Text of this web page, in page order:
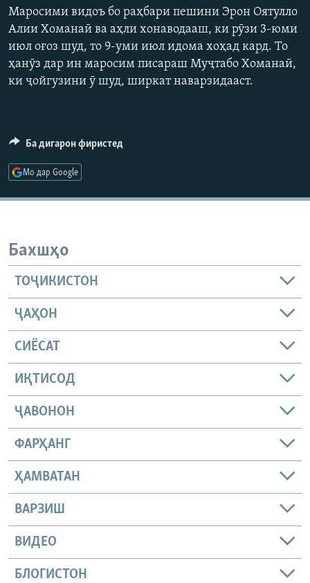
ГУЗОРИШҲОИ РАДИОӢ
Русский
ПАЙГИРӢ КУНЕД
Auto 240p 360p 480p
720p
480p
Маросими видоъ бо раҳбари пешини Эрон Оятулло
Алии Хоманаӣ ва аҳли хонаводааш, ки рӯзи 3-юми
июл оғоз шуд, то 9-уми июл идома хоҳад кард. То
ҳанӯз дар ин маросим писараш Муҷтабо Хоманаӣ,
ки ҷойгузини ӯ шуд, ширкат наварзидааст.
Ба дигарон фиристед
Мо дар Google
Бахшҳо
ТОҶИКИСТОН
ҶАҲОН
СИЁСАТ
ИҚТИСОД
ҶАВОНОН
ФАРҲАНГ
ҲАМВАТАН
ВАРЗИШ
ВИДЕО
БЛОГИСТОН